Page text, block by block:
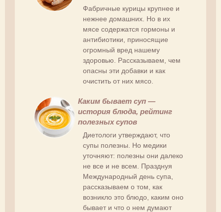
Фабричные курицы крупнее и
нежнее домашних. Но в их
мясе содержатся гормоны и
антибиотики, приносящие
огромный вред нашему
здоровью. Рассказываем, чем
опасны эти добавки и как
очистить от них мясо.
Каким бывает суп —
история блюда, рейтинг
полезных супов
Диетологи утверждают, что
супы полезны. Но медики
уточняют: полезны они далеко
не все и не всем. Празднуя
Международный день супа,
рассказываем о том, как
возникло это блюдо, каким оно
бывает и что о нем думают